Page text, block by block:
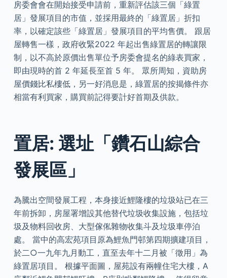
房委會會在開始接受申請前，重新評估該三個「綠置
居」發展項目的市值，並採用最終的「綠置居」折扣
率，以確定該些「綠置居」發展項目的平均售價。 跟居
屋轉售一樣，政府收緊2022 年起出售綠置居的轉讓限
制，以不高於原價出售單位予房委會提名的綠表買家，
即由現時的首 2 年延長至首 5 年。 眾所周知，資助房
屋價錢比私樓低，另一好消息是，綠置居的按揭條件亦
相當有利買家，購買前記得要計好首期及供款。
置居: 選址「鑽石山綜合
發展區」
為騰出空間發展工程，本身接近鯉隆樓的垃圾站已在三
年前拆卸，房屋署增設其他替代垃圾收集設施，包括垃
圾及物料回收房、大型傢俬雜物收集斗及垃圾車停泊
處。 當中的高宏苑項目原為鯉魚門邨第四期擴建項目，
於二○一九年九月動工，直至去年十二月被「徵用」為
綠置居項目。 根據平面圖，屋苑設有兩幢住宅大樓，A